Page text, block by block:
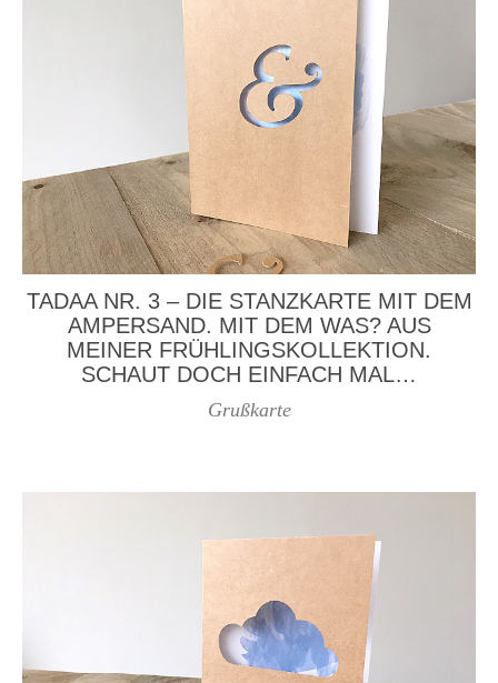
TADAA NR. 3 – DIE STANZKARTE MIT DEM
AMPERSAND. MIT DEM WAS? AUS
MEINER FRÜHLINGSKOLLEKTION.
SCHAUT DOCH EINFACH MAL…
Grußkarte